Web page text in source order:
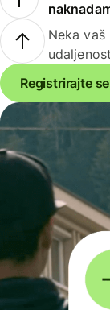
Neka
Registrirajte se